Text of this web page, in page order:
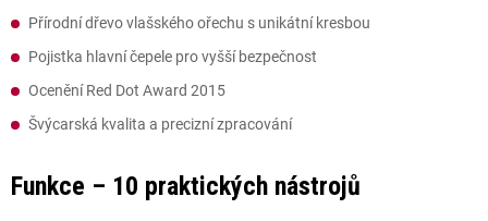
Přírodní dřevo vlašského ořechu s unikátní kresbou
Pojistka hlavní čepele pro vyšší bezpečnost
Ocenění Red Dot Award 2015
Švýcarská kvalita a precizní zpracování
Funkce – 10 praktických nástrojů